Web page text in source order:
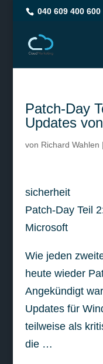
040 609 400 600
Patch-Day
Updates
von Richard Wahlen |
sicherheit
Patch-Day Teil
Microsoft
Wie jeden
heute wieder
Angekündigt
Updates für
teilweise als
die …